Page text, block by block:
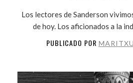
Los lectores de Sanderson
de hoy. Los aficionados a la
PUBLICADO POR